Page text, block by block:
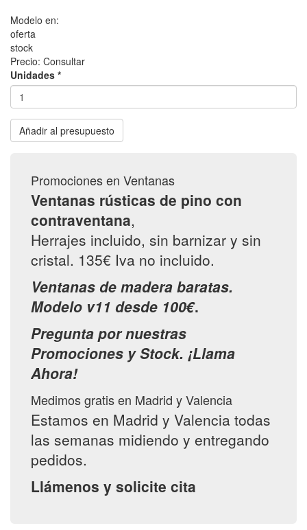
Modelo en:
oferta
stock
Precio: Consultar
Unidades *
Añadir al presupuesto
Promociones en Ventanas
Ventanas rústicas de pino con
contraventana,
Herrajes incluido, sin barnizar y sin
cristal. 135€ Iva no incluido.
Ventanas de madera baratas.
Modelo v11 desde 100€.
Pregunta por nuestras
Promociones y Stock. ¡Llama
Ahora!
Medimos gratis en Madrid y Valencia
Estamos en Madrid y Valencia todas
las semanas midiendo y entregando
pedidos.
Llámenos y solicite cita